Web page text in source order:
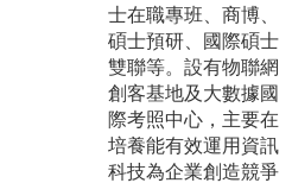
士在職專班、商博、
碩士預研、國際碩士
雙聯等。設有物聯網
創客基地及大數據國
際考照中心，主要在
培養能有效運用資訊
科技為企業創造競爭